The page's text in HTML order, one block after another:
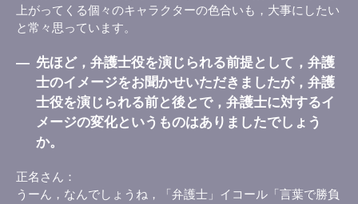
上がってくる個々のキャラクターの色合いも，大事にしたい
と常々思っています。
― 先ほど，弁護士役を演じられる前提として，弁護
士のイメージをお聞かせいただきましたが，弁護
士役を演じられる前と後とで，弁護士に対するイ
メージの変化というものはありましたでしょう
か。
正名さん
うーん，なんでしょうね，「弁護士」イコール「言葉で勝負